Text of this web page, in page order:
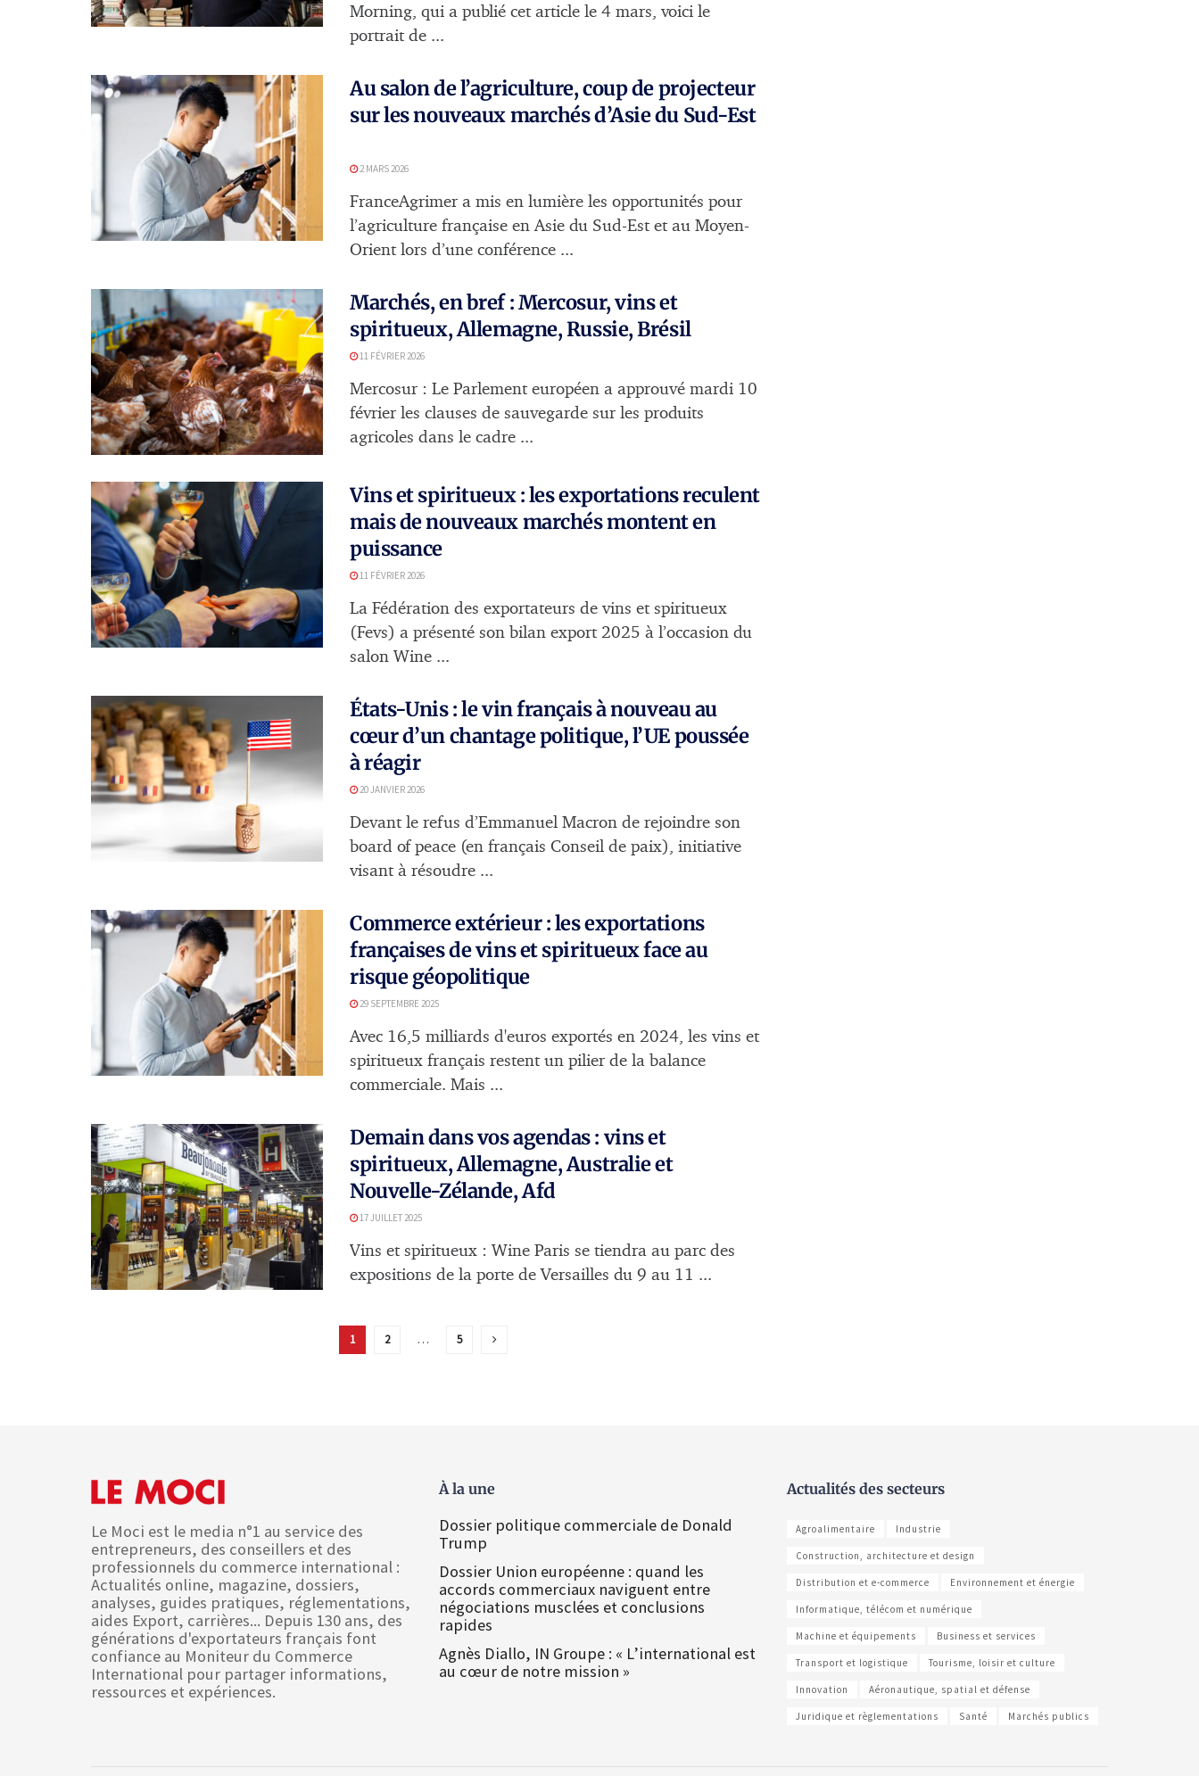
Morning, qui a publié cet article le 4 mars, voici le
portrait de ...
Au salon de l’agriculture, coup de projecteur
sur les nouveaux marchés d’Asie du Sud-Est
2 MARS 2026
FranceAgrimer a mis en lumière les opportunités pour
l’agriculture française en Asie du Sud-Est et au Moyen-
Orient lors d’une conférence ...
Marchés, en bref : Mercosur, vins et
spiritueux, Allemagne, Russie, Brésil
11 FÉVRIER 2026
Mercosur : Le Parlement européen a approuvé mardi 10
février les clauses de sauvegarde sur les produits
agricoles dans le cadre ...
Vins et spiritueux : les exportations reculent
mais de nouveaux marchés montent en
puissance
11 FÉVRIER 2026
La Fédération des exportateurs de vins et spiritueux
(Fevs) a présenté son bilan export 2025 à l’occasion du
salon Wine ...
États-Unis : le vin français à nouveau au
cœur d’un chantage politique, l’UE poussée
à réagir
20 JANVIER 2026
Devant le refus d’Emmanuel Macron de rejoindre son
board of peace (en français Conseil de paix), initiative
visant à résoudre ...
Commerce extérieur : les exportations
françaises de vins et spiritueux face au
risque géopolitique
29 SEPTEMBRE 2025
Avec 16,5 milliards d'euros exportés en 2024, les vins et
spiritueux français restent un pilier de la balance
commerciale. Mais ...
Demain dans vos agendas : vins et
spiritueux, Allemagne, Australie et
Nouvelle-Zélande, Afd
17 JUILLET 2025
Vins et spiritueux : Wine Paris se tiendra au parc des
expositions de la porte de Versailles du 9 au 11 ...
1 2 … 5
Le Moci est le media n°1 au service des
entrepreneurs, des conseillers et des
professionnels du commerce international :
Actualités online, magazine, dossiers,
analyses, guides pratiques, réglementations,
aides Export, carrières... Depuis 130 ans, des
générations d'exportateurs français font
confiance au Moniteur du Commerce
International pour partager informations,
ressources et expériences.
À la une
Dossier politique commerciale de Donald
Trump
Dossier Union européenne : quand les
accords commerciaux naviguent entre
négociations musclées et conclusions
rapides
Agnès Diallo, IN Groupe : « L’international est
au cœur de notre mission »
Actualités des secteurs
Agroalimentaire Industrie
Construction, architecture et design
Distribution et e-commerce Environnement et énergie
Informatique, télécom et numérique
Machine et équipements Business et services
Transport et logistique Tourisme, loisir et culture
Innovation Aéronautique, spatial et défense
Juridique et règlementations Santé Marchés publics